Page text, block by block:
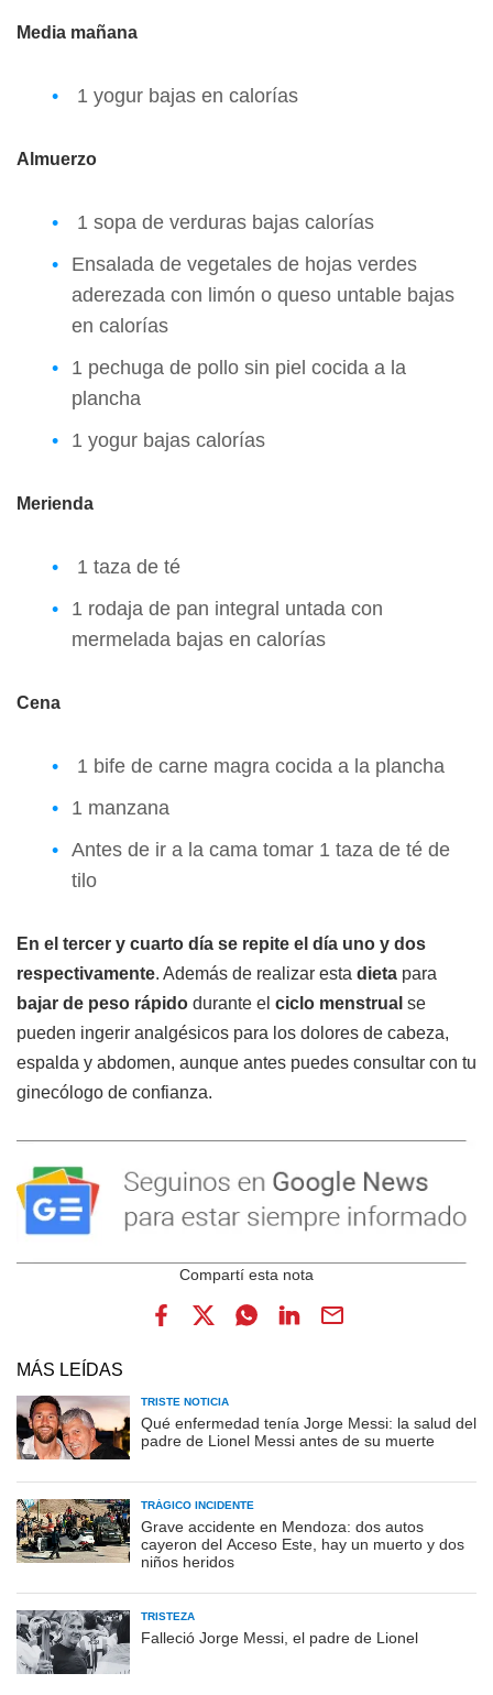
Media mañana
1 yogur bajas en calorías
Almuerzo
1 sopa de verduras bajas calorías
Ensalada de vegetales de hojas verdes
aderezada con limón o queso untable bajas
en calorías
1 pechuga de pollo sin piel cocida a la
plancha
1 yogur bajas calorías
Merienda
1 taza de té
1 rodaja de pan integral untada con
mermelada bajas en calorías
Cena
1 bife de carne magra cocida a la plancha
1 manzana
Antes de ir a la cama tomar 1 taza de té de
tilo
En el tercer y cuarto día se repite el día uno y dos
respectivamente. Además de realizar esta dieta para
bajar de peso rápido durante el ciclo menstrual se
pueden ingerir analgésicos para los dolores de cabeza,
espalda y abdomen, aunque antes puedes consultar con tu
ginecólogo de confianza.
MÁS LEÍDAS
TRISTE NOTICIA
Qué enfermedad tenía Jorge Messi: la salud del
padre de Lionel Messi antes de su muerte
TRÁGICO INCIDENTE
Grave accidente en Mendoza: dos autos
cayeron del Acceso Este, hay un muerto y dos
niños heridos
TRISTEZA
Falleció Jorge Messi, el padre de Lionel